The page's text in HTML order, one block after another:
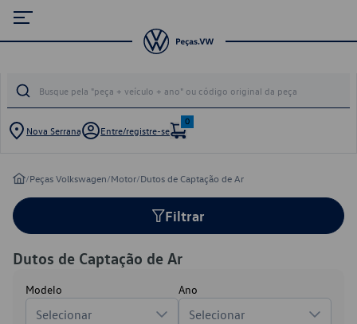
Nova Serrana Entre/registre-se
0
/Peças Volkswagen/Motor/Dutos de Captação de Ar
Filtrar
Dutos de Captação de Ar
Modelo
Selecionar
Ano
Selecionar